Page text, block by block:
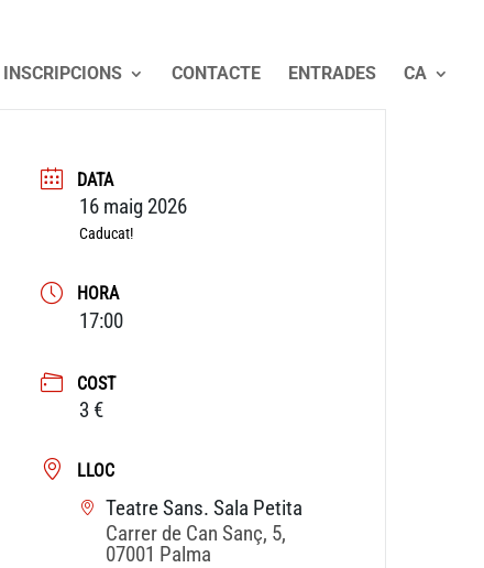
INSCRIPCIONS CONTACTE ENTRADES CA
DATA
16 maig 2026
Caducat!
HORA
17:00
COST
3 €
LLOC
Teatre Sans. Sala Petita
Carrer de Can Sanç, 5,
07001 Palma